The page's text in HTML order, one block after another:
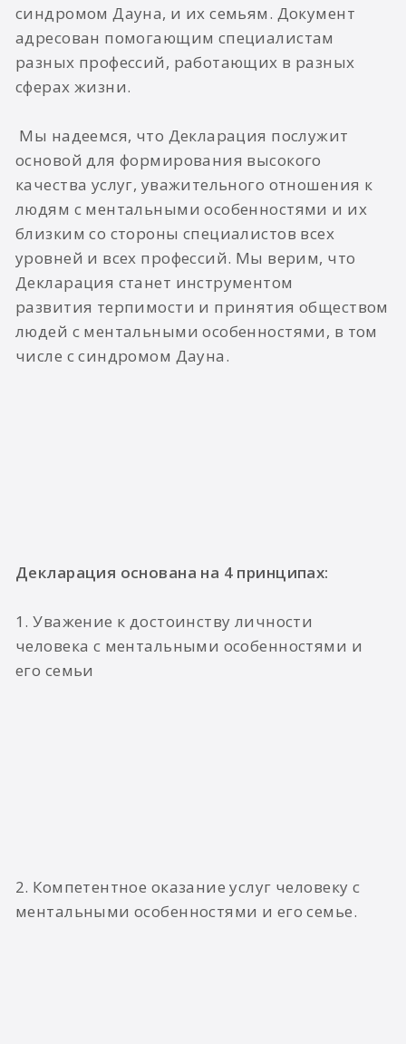
синдромом Дауна, и их семьям. Документ
адресован помогающим специалистам
разных профессий, работающих в разных
сферах жизни.
​ Мы надеемся, что Декларация послужит
основой для формирования высокого
качества услуг, уважительного отношения к
людям с ментальными особенностями и их
близким со стороны специалистов всех
уровней и всех профессий. Мы верим, что
Декларация станет инструментом
развития терпимости и принятия обществом
людей с ментальными особенностями, в том
числе с синдромом Дауна.
Декларация основана на 4 принципах:
1. Уважение к достоинству личности
человека с ментальными особенностями и
его семьи
2. Компетентное оказание услуг человеку с
ментальными особенностями и его семье.